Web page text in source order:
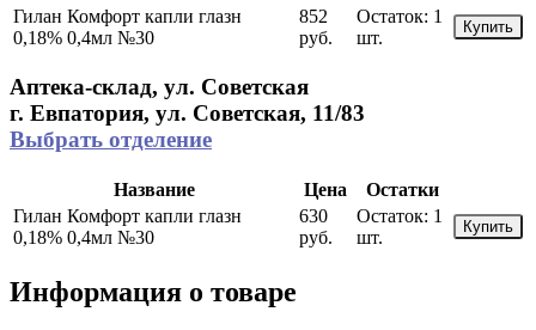
Гилан Комфорт капли глазн
0,18% 0,4мл №30
852
руб.
Остаток: 1
шт.
Купить
Аптека-склад, ул. Советская
г. Евпатория, ул. Советская, 11/83
Выбрать отделение
Название Цена
Остатки
Гилан Комфорт капли глазн
0,18% 0,4мл №30
630
руб.
Остаток: 1
шт.
Купить
Информация о товаре